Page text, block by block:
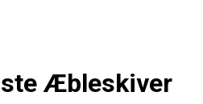
Æbleskiver